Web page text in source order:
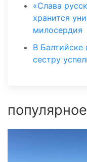
«Слава
хранится
милосердия
В Балтийске
сестру